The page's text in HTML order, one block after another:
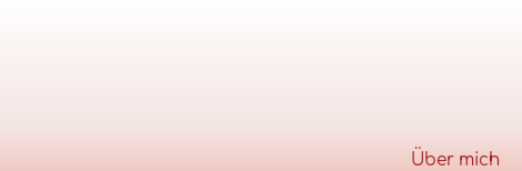
Über mich